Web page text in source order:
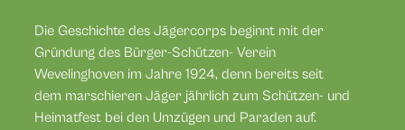
Die Geschichte des Jägercorps beginnt mit der
Gründung des Bürger-Schützen- Verein
Wevelinghoven im Jahre 1924, denn bereits seit
dem marschieren Jäger jährlich zum Schützen- und
Heimatfest bei den Umzügen und Paraden auf.